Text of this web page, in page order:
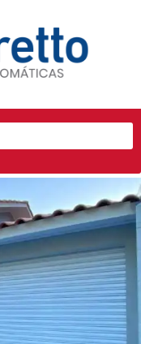
Enrolar Automática
Para Portas de
eletrostática